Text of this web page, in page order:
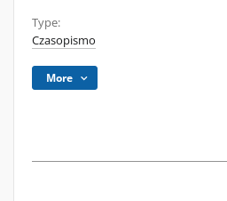
Type:
Czasopismo
More